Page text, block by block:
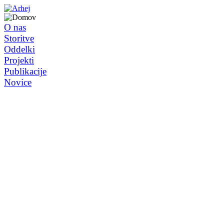
O nas
Storitve
Oddelki
Projekti
Publikacije
Novice